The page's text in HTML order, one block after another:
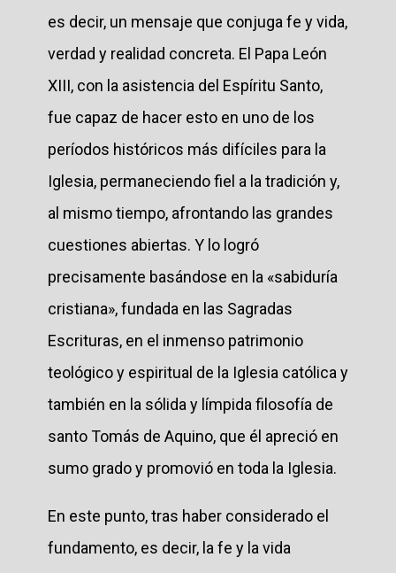
es decir, un mensaje que conjuga fe y vida,
verdad y realidad concreta. El Papa León
XIII, con la asistencia del Espíritu Santo,
fue capaz de hacer esto en uno de los
períodos históricos más difíciles para la
Iglesia, permaneciendo fiel a la tradición y,
al mismo tiempo, afrontando las grandes
cuestiones abiertas. Y lo logró
precisamente basándose en la «sabiduría
cristiana», fundada en las Sagradas
Escrituras, en el inmenso patrimonio
teológico y espiritual de la Iglesia católica y
también en la sólida y límpida filosofía de
santo Tomás de Aquino, que él apreció en
sumo grado y promovió en toda la Iglesia.
En este punto, tras haber considerado el
fundamento, es decir, la fe y la vida